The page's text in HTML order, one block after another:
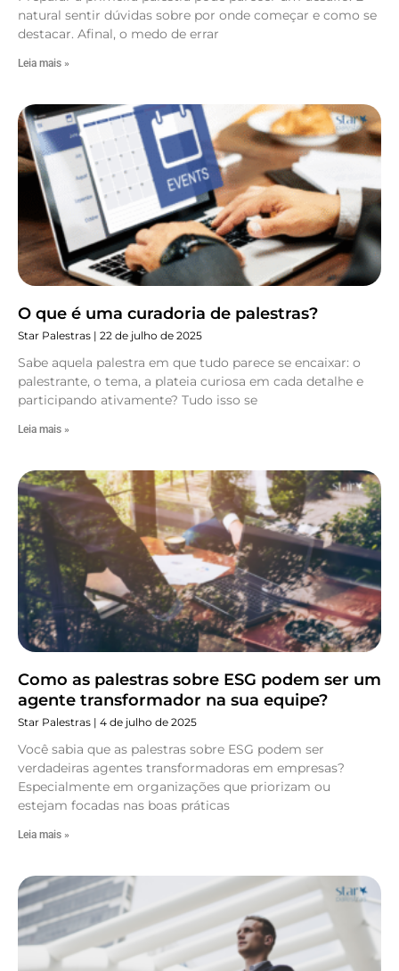
natural sentir dúvidas sobre por onde começar e como se
destacar. Afinal, o medo de errar
Leia mais »
O que é uma curadoria de palestras?
Star Palestras 22 de julho de 2025
Sabe aquela palestra em que tudo parece se encaixar: o
palestrante, o tema, a plateia curiosa em cada detalhe e
participando ativamente? Tudo isso se
Leia mais »
Como as palestras sobre ESG podem ser um
agente transformador na sua equipe?
Star Palestras 4 de julho de 2025
Você sabia que as palestras sobre ESG podem ser
verdadeiras agentes transformadoras em empresas?
Especialmente em organizações que priorizam ou
estejam focadas nas boas práticas
Leia mais »